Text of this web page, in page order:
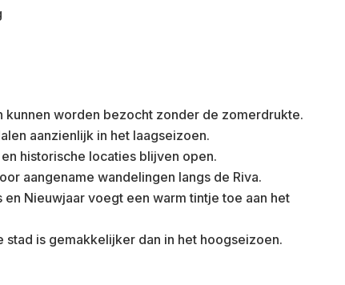
kunnen worden bezocht zonder de zomerdrukte.
aanzienlijk in het laagseizoen.
historische locaties blijven open.
aangename wandelingen langs de Riva.
Nieuwjaar voegt een warm tintje toe aan het
stad is gemakkelijker dan in het hoogseizoen.